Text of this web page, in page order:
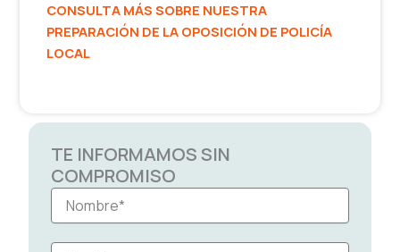
CONSULTA MÁS SOBRE NUESTRA
PREPARACIÓN DE LA OPOSICIÓN DE POLICÍA
LOCAL
TE INFORMAMOS SIN
COMPROMISO